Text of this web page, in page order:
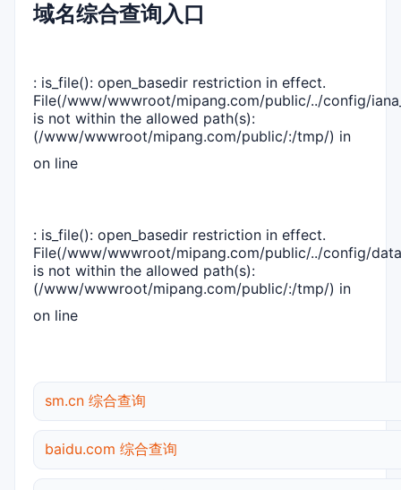
域名综合查询入口
: is_file(): open_basedir restriction in effect.
File(/www/wwwroot/mipang.com/public/../config/
is not within the allowed path(s):
(/www/wwwroot/mipang.com/public/:/tmp/) in
on line
: is_file(): open_basedir restriction in effect.
File(/www/wwwroot/mipang.com/public/../config/
is not within the allowed path(s):
(/www/wwwroot/mipang.com/public/:/tmp/) in
on line
sm.cn 综合查询
baidu.com 综合查询